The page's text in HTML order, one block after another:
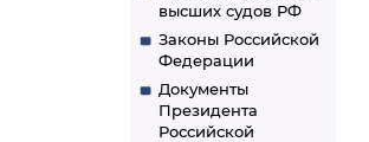
высших судов РФ
Законы Российской
Федерации
Документы
Президента
Российской